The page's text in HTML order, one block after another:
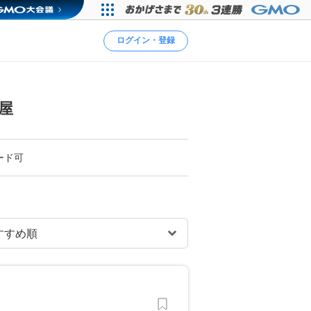
ログイン・登録
ド可